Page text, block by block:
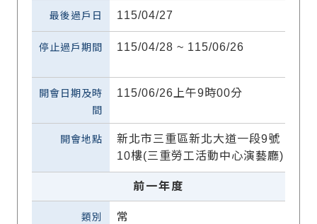
115/04/27
115/04/28 ~ 115/06/26
115/06/26上午9時00分
新北市三重區新北大道一段9號
10樓(三重勞工活動中心演藝廳)
前一年度
常